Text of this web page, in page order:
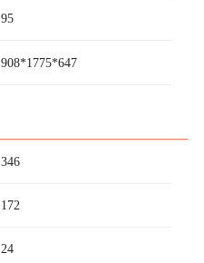
95
908*1775*647
346
172
24